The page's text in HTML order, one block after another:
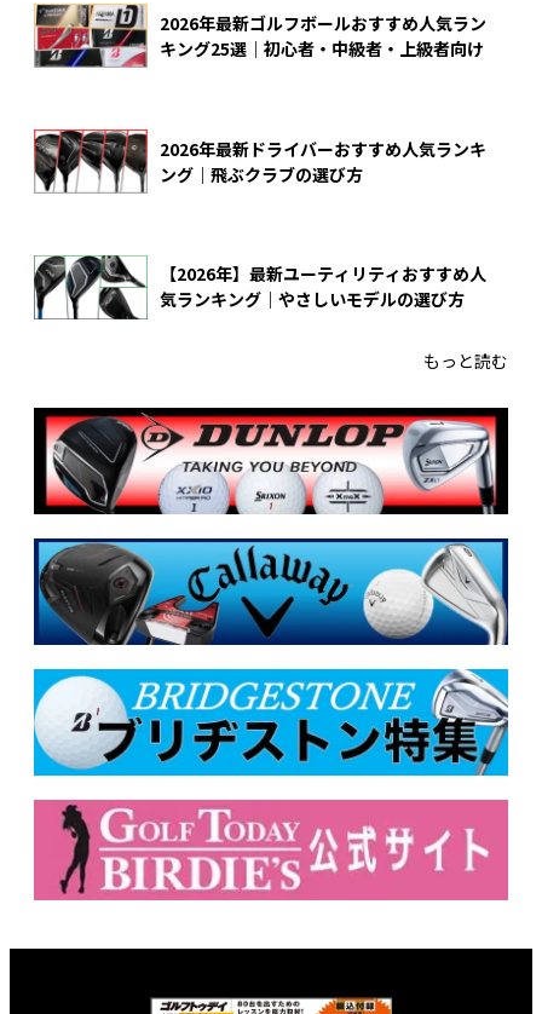
2026年最新ゴルフボールおすすめ人気ラン
キング25選｜初心者・中級者・上級者向け
2026年最新ドライバーおすすめ人気ランキ
ング｜飛ぶクラブの選び方
【2026年】最新ユーティリティおすすめ人
気ランキング｜やさしいモデルの選び方
もっと読む